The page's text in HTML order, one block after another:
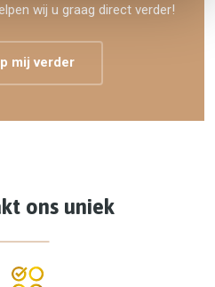
wij u graag direct verder!
mij verder
ons uniek